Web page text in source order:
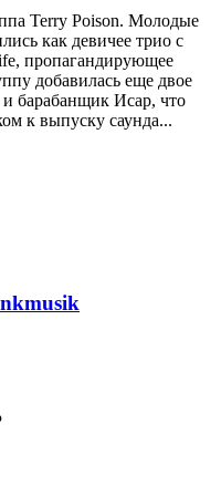
Terry Poison. Молодые
как девичee трио с
пропагандирующее
добавилась еще двое
барабанщик Исар, что
к выпуску саунда...